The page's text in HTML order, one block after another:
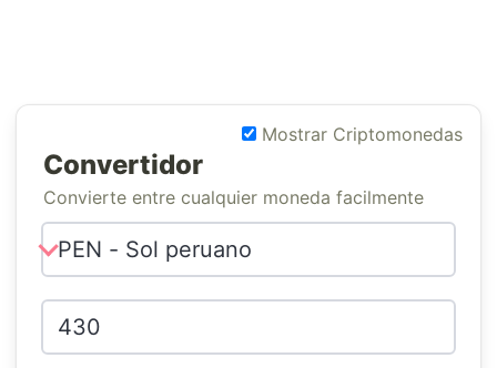
Mostrar Criptomonedas
Convertidor
Convierte entre cualquier moneda facilmente